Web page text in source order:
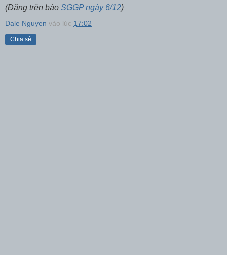
(Đăng trên báo SGGP ngày 6/12)
Dale Nguyen vào lúc 17:02
Chia sẻ